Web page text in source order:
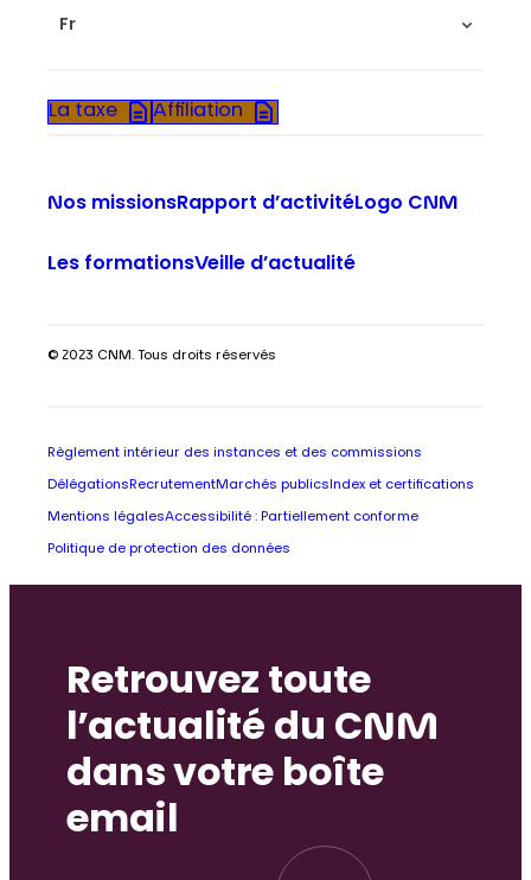
Fr
La taxe Affiliation
Nos missionsRapport d’activitéLogo CNM
Les formationsVeille d’actualité
© 2023 CNM. Tous droits réservés
Règlement intérieur des instances et des commissions
Délégations RecrutementMarchés publics Index et certifications
Mentions légalesAccessibilité : Partiellement conforme
Politique de protection des données
Retrouvez toute
l’actualité du CNM
dans votre boîte
email